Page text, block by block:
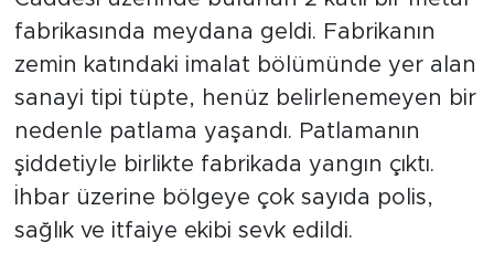
fabrikasında meydana geldi. Fabrikanın
zemin katındaki imalat bölümünde yer alan
sanayi tipi tüpte, henüz belirlenemeyen bir
nedenle patlama yaşandı. Patlamanın
şiddetiyle birlikte fabrikada yangın çıktı.
İhbar üzerine bölgeye çok sayıda polis,
sağlık ve itfaiye ekibi sevk edildi.